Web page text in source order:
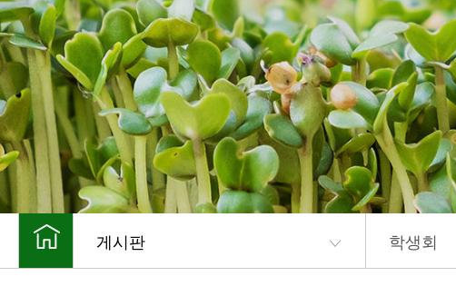
게시판 학생회